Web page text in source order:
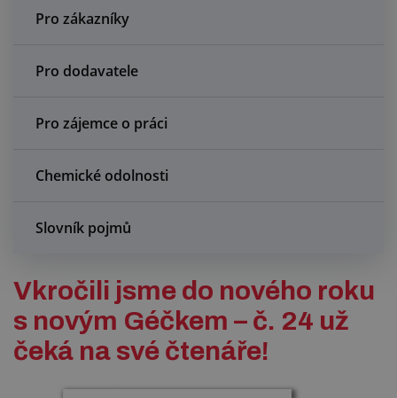
Pro zákazníky
Pro dodavatele
Pro zájemce o práci
Chemické odolnosti
Slovník pojmů
Vkročili jsme do nového roku
s novým Géčkem – č. 24 už
čeká na své čtenáře!